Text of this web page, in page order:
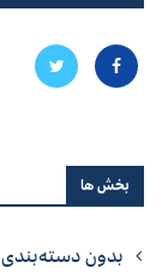
بخش ها
بدون دسته‌بندی